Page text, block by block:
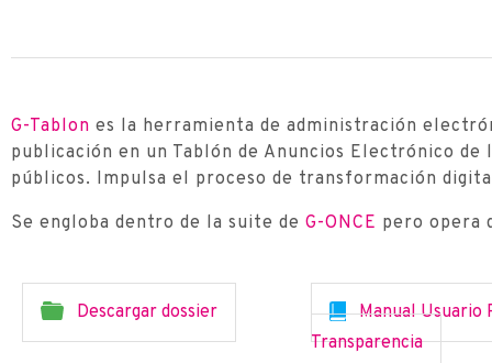
G-Tablon es la herramienta de administración
publicación en un Tablón de Anuncios Electrónico
públicos. Impulsa el proceso de transformación
Se engloba dentro de la suite de G-ONCE pero opera
Descargar dossier
Manual Usuario
Transparencia